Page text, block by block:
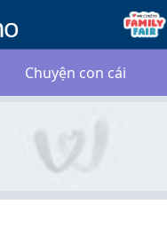
Chuyện con cái